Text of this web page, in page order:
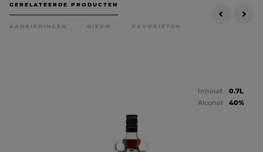
GERELATEERDE PRODUCTEN
AANBIEDINGEN NIEUW FAVORIETEN
Inhoud
0.7L
Alcohol
40%